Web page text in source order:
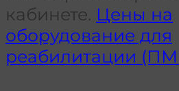
кабинете. Цены на
оборудование для
реабилитации